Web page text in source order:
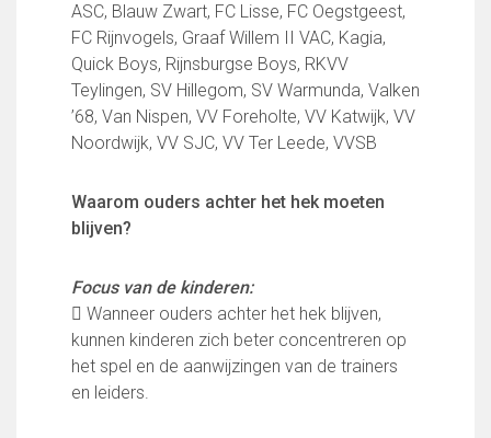
VOLG ONS OP:
ASC, Blauw Zwart, FC Lisse, FC Oegstgeest,
FC Rijnvogels, Graaf Willem II VAC, Kagia,
Quick Boys, Rijnsburgse Boys, RKVV
Teylingen, SV Hillegom, SV Warmunda, Valken
’68, Van Nispen, VV Foreholte, VV Katwijk, VV
Noordwijk, VV SJC, VV Ter Leede, VVSB
Waarom ouders achter het hek moeten
blijven?
Focus van de kinderen:
 Wanneer ouders achter het hek blijven,
kunnen kinderen zich beter concentreren op
het spel en de aanwijzingen van de trainers
en leiders.